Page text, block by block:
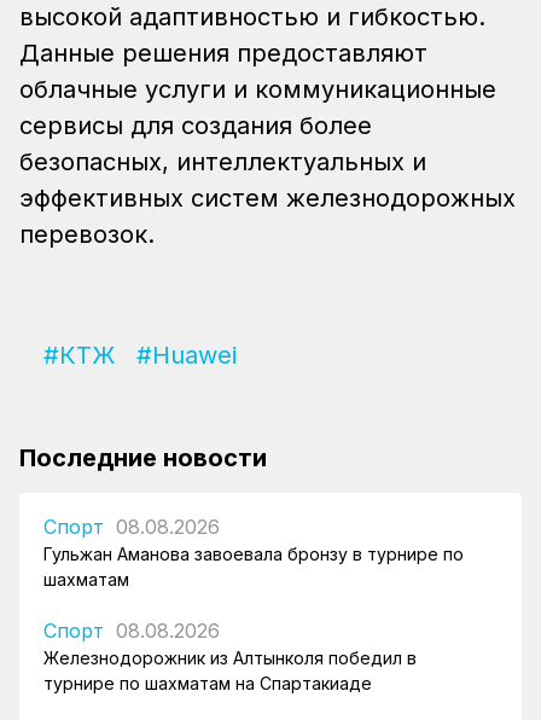
высокой адаптивностью и гибкостью.
Данные решения предоставляют
облачные услуги и коммуникационные
сервисы для создания более
безопасных, интеллектуальных и
эффективных систем железнодорожных
перевозок.
#КТЖ #Huawei
Последние новости
Спорт 08.08.2026
Гульжан Аманова завоевала бронзу в турнире по
шахматам
Спорт 08.08.2026
Железнодорожник из Алтынколя победил в
турнире по шахматам на Спартакиаде